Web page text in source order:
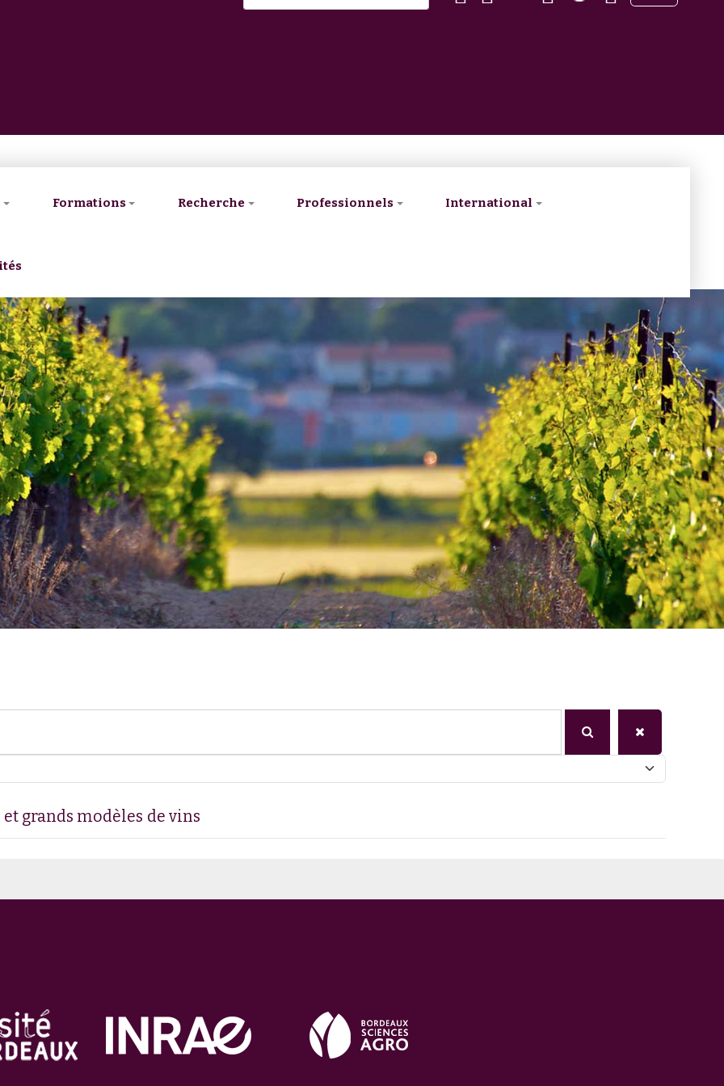
Formations Recherche Professionnels International
grands modèles de vins